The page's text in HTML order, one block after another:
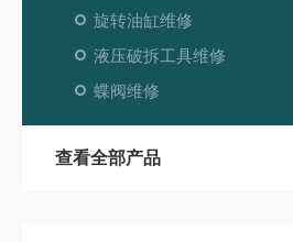
旋转油缸维修
液压破拆工具维修
蝶阀维修
查看全部产品